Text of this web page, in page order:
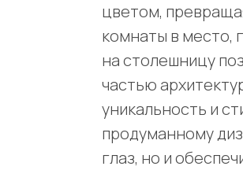
цветом,
комнаты в место,
на столешницу
частью
уникальность и
продуманному
глаз, но и